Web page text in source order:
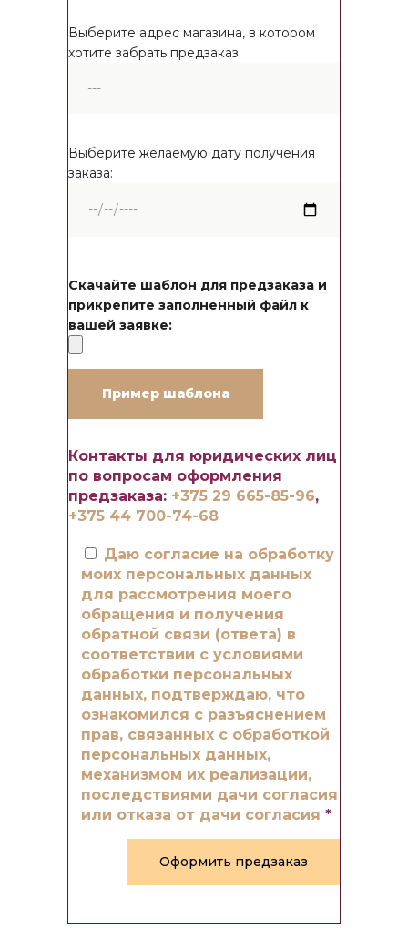
Выберите адрес магазина, в котором
хотите забрать предзаказ:
Выберите желаемую дату получения
заказа:
Скачайте шаблон для предзаказа и
прикрепите заполненный файл к
вашей заявке:
Пример шаблона
Контакты для юридических лиц
по вопросам оформления
предзаказа: +375 29 665-85-96,
+375 44 700-74-68
Даю согласие на обработку
моих персональных данных
для рассмотрения моего
обращения и получения
обратной связи (ответа) в
соответствии с условиями
обработки персональных
данных, подтверждаю, что
ознакомился с разъяснением
прав, связанных с обработкой
персональных данных,
механизмом их реализации,
последствиями дачи согласия
или отказа от дачи согласия *